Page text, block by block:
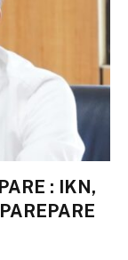
: IKN,